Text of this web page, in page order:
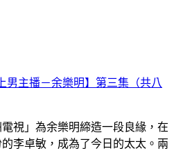
視」為余樂明締造一段良緣，在
李卓敏，成為了今日的太太。兩